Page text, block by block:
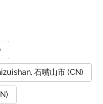
石嘴山市 (CN)